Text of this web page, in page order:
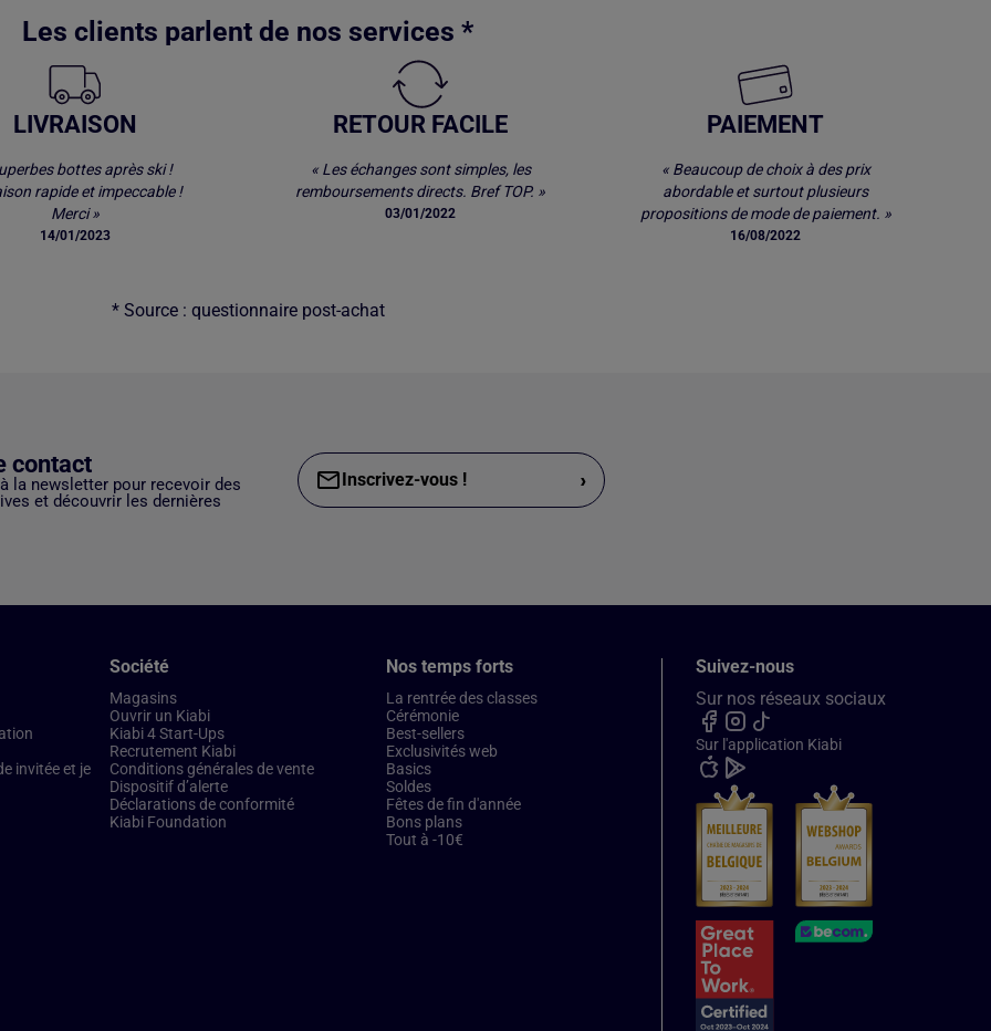
Les clients parlent de nos services *
LIVRAISON
bottes après ski !
rapide et impeccable !
Merci »
14/01/2023
RETOUR FACILE
« Les échanges sont simples, les
remboursements directs. Bref TOP. »
03/01/2022
PAIEMENT
« Beaucoup de choix à des prix
abordable et surtout plusieurs
propositions de mode de paiement. »
16/08/2022
* Source : questionnaire post-achat
contact
la newsletter pour recevoir des
et découvrir les dernières
Inscrivez-vous ! ›
invitée et je
Société
Magasins
Ouvrir un Kiabi
Kiabi 4 Start-Ups
Recrutement Kiabi
Conditions générales de vente
Dispositif d’alerte
Déclarations de conformité
Kiabi Foundation
Nos temps forts
La rentrée des classes
Cérémonie
Best-sellers
Exclusivités web
Basics
Soldes
Fêtes de fin d'année
Bons plans
Tout à -10€
Suivez-nous
Sur nos réseaux sociaux
Sur l'application Kiabi